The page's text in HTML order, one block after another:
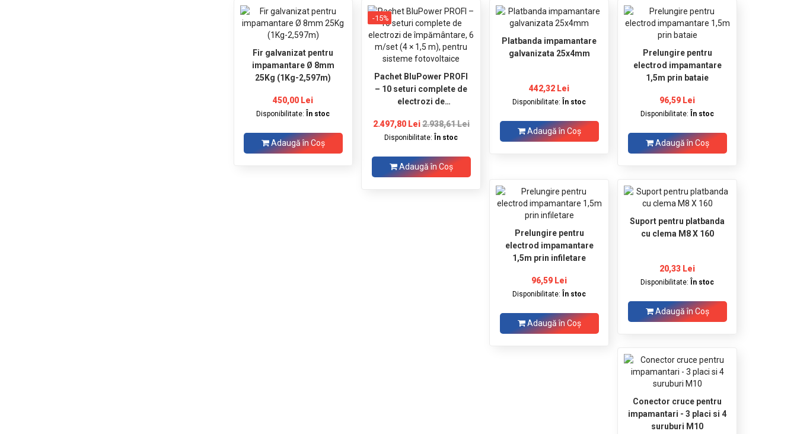
Fir galvanizat pentru
impamantare Ø 8mm
25Kg (1Kg-2,597m)
450,00 Lei
Disponibilitate: În stoc
Adaugă în Coş
-15%
Pachet BluPower PROFI
– 10 seturi complete de
electrozi de
× 1,5 m), pentru sisteme
fotovoltaice
2.497,80 Lei2.938,61 Lei
Disponibilitate: În stoc
Adaugă în Coş
Platbanda impamantare
galvanizata 25x4mm
442,32 Lei
Disponibilitate: În stoc
Adaugă în Coş
Prelungire pentru
electrod impamantare
1,5m prin bataie
96,59 Lei
Disponibilitate: În stoc
Adaugă în Coş
Prelungire pentru
electrod impamantare
1,5m prin infiletare
96,59 Lei
Disponibilitate: În stoc
Adaugă în Coş
Suport pentru platbanda
cu clema M8 X 160
20,33 Lei
Disponibilitate: În stoc
Adaugă în Coş
Conector cruce pentru
impamantari - 3 placi si 4
suruburi M10